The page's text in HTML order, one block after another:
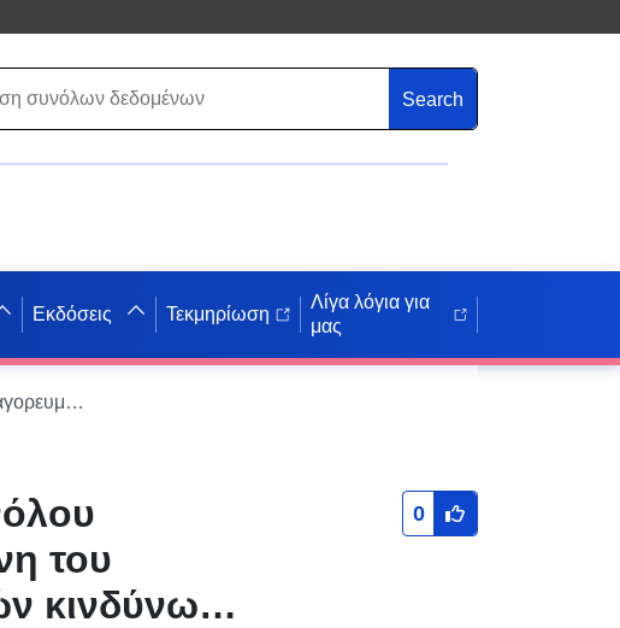
Search
Εκδόσεις Τεκμηρίωση
Λίγα λόγια για
μας
Υπηρεσία άμεσης τηλεφόρτωσης συνόλου δεδομένων (WFS): Απαγορευμένη ζώνη του σχεδίου για την πρόληψη των φυσικών κινδύνων του Sixt-Fer-Cheval — Giffre (Haute-Savoie) — εγκρίθηκε στις 27/02/2009
του
κινδύνων
0